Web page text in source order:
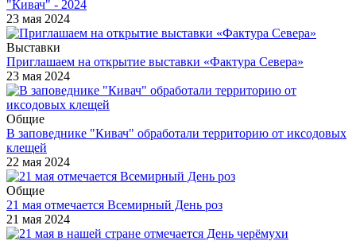
"Кивач" - 2024
23 мая 2024
Выставки
Приглашаем на открытие выставки «Фактура Севера»
23 мая 2024
Общие
В заповеднике "Кивач" обработали территорию от иксодовых
клещей
22 мая 2024
Общие
21 мая отмечается Всемирный День роз
21 мая 2024